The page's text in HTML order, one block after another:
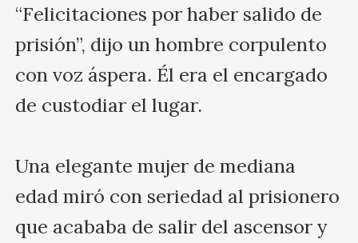
“Felicitaciones por haber salido de
prisión”, dijo un hombre corpulento
con voz áspera. Él era el encargado
de custodiar el lugar.
Una elegante mujer de mediana
edad miró con seriedad al prisionero
que acababa de salir del ascensor y